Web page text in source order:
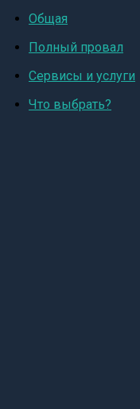
Общая
Полный провал
Сервисы и услуги
Что выбрать?